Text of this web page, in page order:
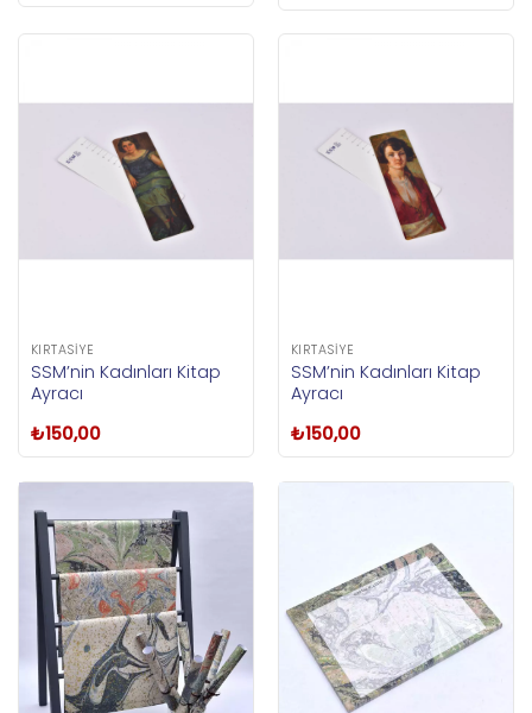
KIRTASIYE
SSM’nin Kadınları Kitap
Ayracı
₺150,00
KIRTASIYE
SSM’nin Kadınları Kitap
Ayracı
₺150,00